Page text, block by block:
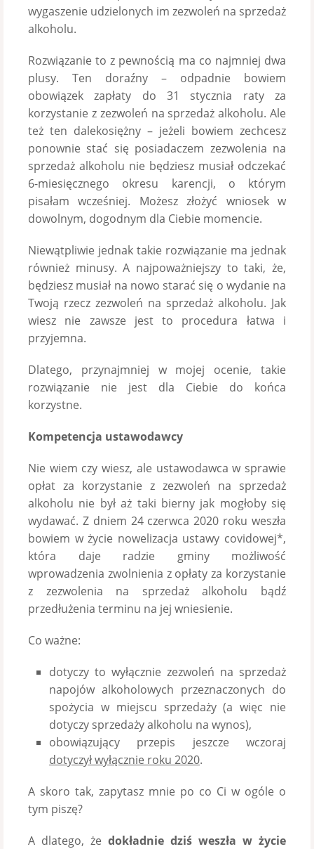
wygaszenie udzielonych im zezwoleń na sprzedaż
alkoholu.
Rozwiązanie to z pewnością ma co najmniej dwa
plusy. Ten doraźny – odpadnie bowiem
obowiązek zapłaty do 31 stycznia raty za
korzystanie z zezwoleń na sprzedaż alkoholu. Ale
też ten dalekosiężny – jeżeli bowiem zechcesz
ponownie stać się posiadaczem zezwolenia na
sprzedaż alkoholu nie będziesz musiał odczekać
6-miesięcznego okresu karencji, o którym
pisałam wcześniej. Możesz złożyć wniosek w
dowolnym, dogodnym dla Ciebie momencie.
Niewątpliwie jednak takie rozwiązanie ma jednak
również minusy. A najpoważniejszy to taki, że,
będziesz musiał na nowo starać się o wydanie na
Twoją rzecz zezwoleń na sprzedaż alkoholu. Jak
wiesz nie zawsze jest to procedura łatwa i
przyjemna.
Dlatego, przynajmniej w mojej ocenie, takie
rozwiązanie nie jest dla Ciebie do końca
korzystne.
Kompetencja ustawodawcy
Nie wiem czy wiesz, ale ustawodawca w sprawie
opłat za korzystanie z zezwoleń na sprzedaż
alkoholu nie był aż taki bierny jak mogłoby się
wydawać. Z dniem 24 czerwca 2020 roku weszła
bowiem w życie nowelizacja ustawy covidowej*,
która daje radzie gminy możliwość
wprowadzenia zwolnienia z opłaty za korzystanie
z zezwolenia na sprzedaż alkoholu bądź
przedłużenia terminu na jej wniesienie.
Co ważne:
dotyczy to wyłącznie zezwoleń na sprzedaż
napojów alkoholowych przeznaczonych do
spożycia w miejscu sprzedaży (a więc nie
dotyczy sprzedaży alkoholu na wynos),
obowiązujący przepis jeszcze wczoraj
dotyczył wyłącznie roku 2020.
A skoro tak, zapytasz mnie po co Ci w ogóle o
tym piszę?
A dlatego, że dokładnie dziś weszła w życie